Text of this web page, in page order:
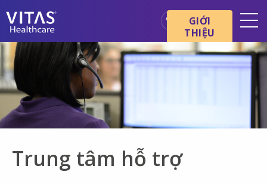
Địa điểm
Cơ bản về chăm sóc cuối đời
Dịch vụ
Chuyên gia chăm sóc sức
khỏe
Gia đình và người chăm sóc
GIỚI
THIỆU
Trung tâm hỗ trợ